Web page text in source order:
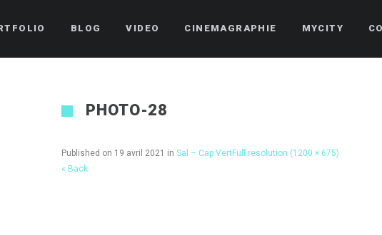
BLOG VIDEO CINEMAGRAPHIE MYCITY
PHOTO-28
Published on 19 avril 2021 in Sal – Cap Vert Full resolution (1200 × 675)
« Back